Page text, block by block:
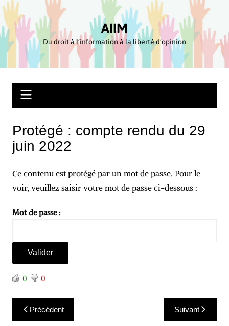
Aller
au
contenu
AIIM
Du droit à l’information à la liberté d’opinion
Protégé : compte rendu du 29
juin 2022
Ce contenu est protégé par un mot de passe. Pour le
voir, veuillez saisir votre mot de passe ci-dessous :
Mot de passe :
0 0
Navigation
de
Précédent Suivant